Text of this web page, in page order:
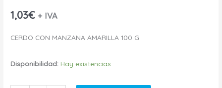
1,03€ + IVA
CERDO CON MANZANA AMARILLA 100 G
Disponibilidad: Hay existencias
100